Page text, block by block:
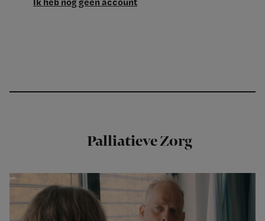
Palliatieve Zorg